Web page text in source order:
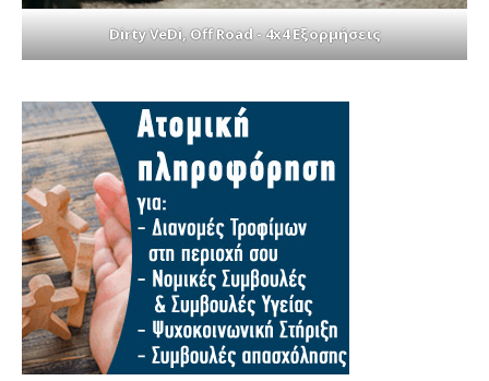
Dirty VeDi, Off Road - 4x4 Εξορμήσεις